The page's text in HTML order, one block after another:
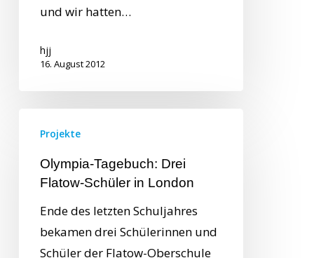
und wir hatten…
hjj
16. August 2012
Projekte
Olympia-Tagebuch: Drei
Flatow-Schüler in London
Ende des letzten Schuljahres
bekamen drei Schülerinnen und
Schüler der Flatow-Oberschule